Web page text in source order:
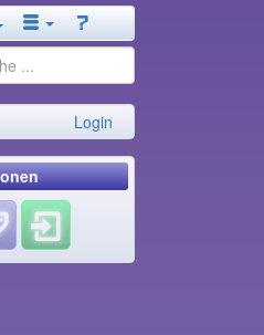
Login